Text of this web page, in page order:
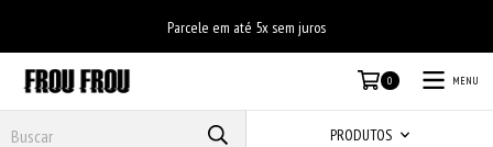
Parcele em até 5x sem juros
0 MENU
PRODUTOS